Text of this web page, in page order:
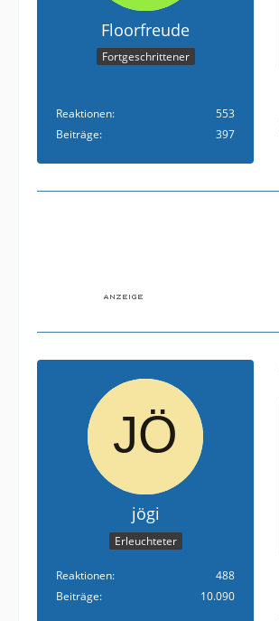
Floorfreude
Fortgeschrittener
Reaktionen
553
Beiträge
397
jögi
Erleuchteter
Reaktionen
488
Beiträge
10.090